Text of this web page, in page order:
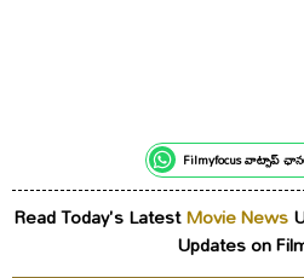
Filmyfocus వాట్సాప్
Read Today's LatestMovie News
Updates on